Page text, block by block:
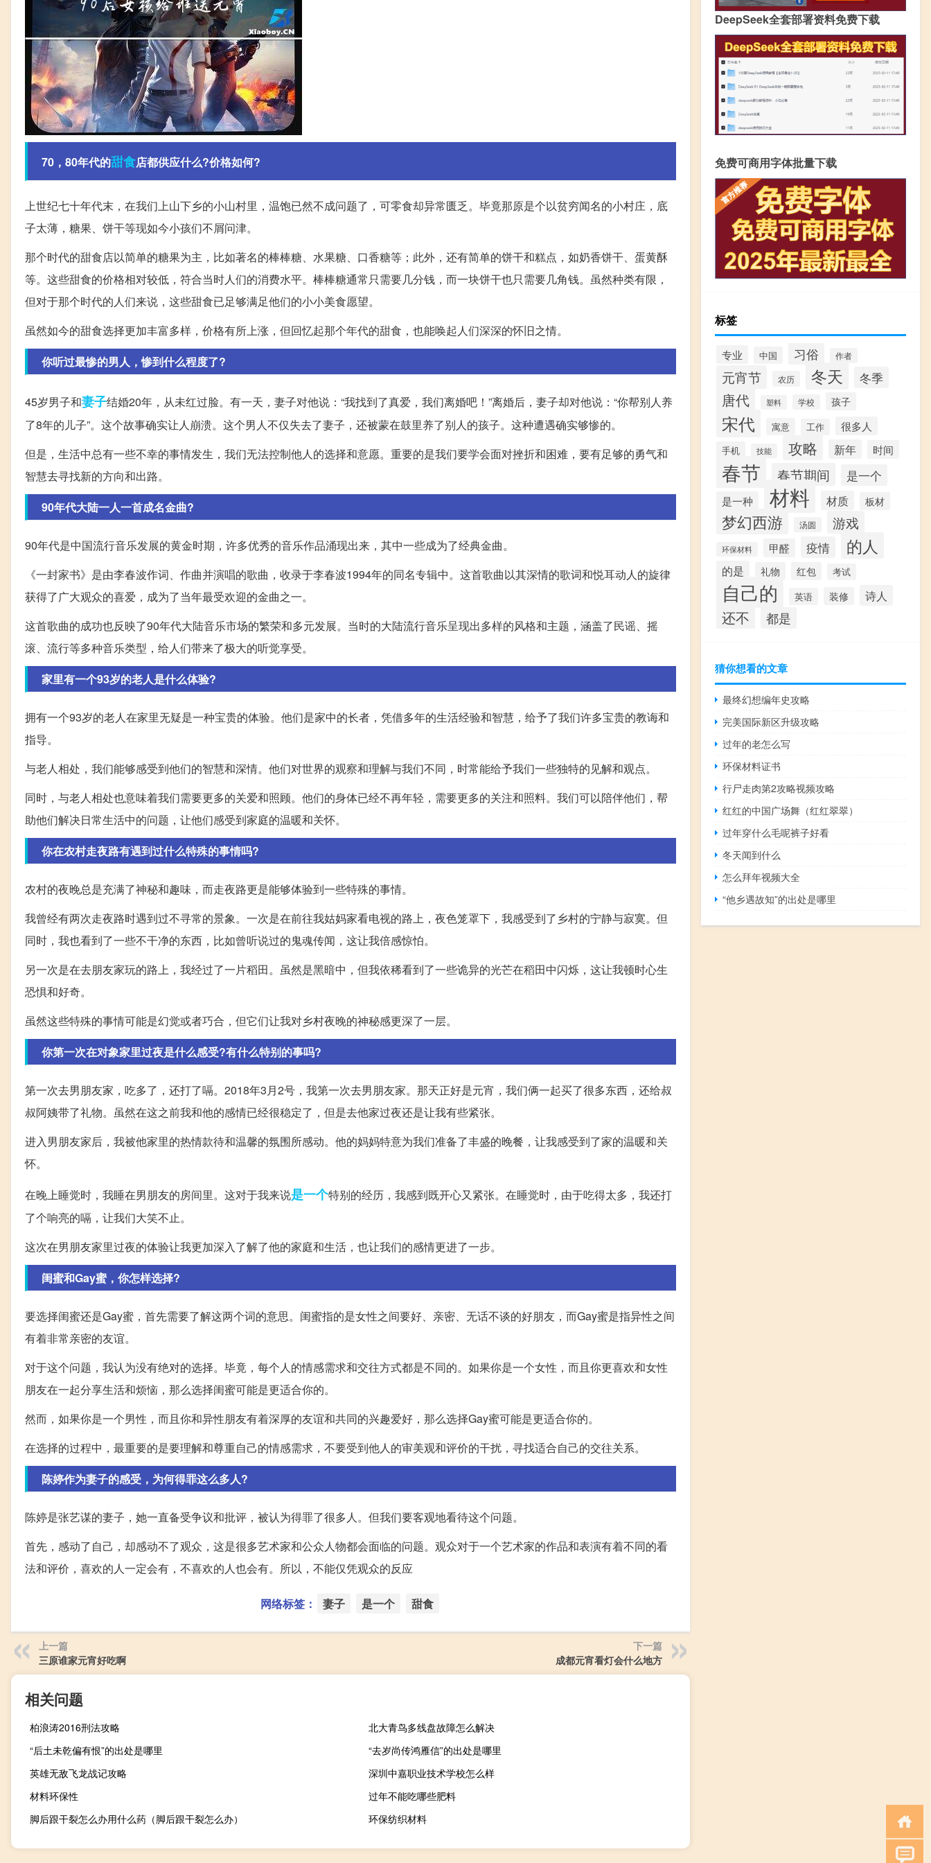
70，80年代的甜食店都供应什么?价格如何?
上世纪七十年代末，在我们上山下乡的小山村里，温饱已然不成问题了，可零食却异常匮乏。毕竟那原是个以贫穷闻名的小村庄，底
子太薄，糖果、饼干等现如今小孩们不屑问津。
那个时代的甜食店以简单的糖果为主，比如著名的棒棒糖、水果糖、口香糖等；此外，还有简单的饼干和糕点，如奶香饼干、蛋黄酥
等。这些甜食的价格相对较低，符合当时人们的消费水平。棒棒糖通常只需要几分钱，而一块饼干也只需要几角钱。虽然种类有限，
但对于那个时代的人们来说，这些甜食已足够满足他们的小小美食愿望。
虽然如今的甜食选择更加丰富多样，价格有所上涨，但回忆起那个年代的甜食，也能唤起人们深深的怀旧之情。
你听过最惨的男人，惨到什么程度了?
45岁男子和妻子结婚20年，从未红过脸。有一天，妻子对他说：“我找到了真爱，我们离婚吧！”离婚后，妻子却对他说：“你帮别人养
了8年的儿子”。这个故事确实让人崩溃。这个男人不仅失去了妻子，还被蒙在鼓里养了别人的孩子。这种遭遇确实够惨的。
但是，生活中总有一些不幸的事情发生，我们无法控制他人的选择和意愿。重要的是我们要学会面对挫折和困难，要有足够的勇气和
智慧去寻找新的方向和出路。
90年代大陆一人一首成名金曲?
90年代是中国流行音乐发展的黄金时期，许多优秀的音乐作品涌现出来，其中一些成为了经典金曲。
《一封家书》是由李春波作词、作曲并演唱的歌曲，收录于李春波1994年的同名专辑中。这首歌曲以其深情的歌词和悦耳动人的旋律
获得了广大观众的喜爱，成为了当年最受欢迎的金曲之一。
这首歌曲的成功也反映了90年代大陆音乐市场的繁荣和多元发展。当时的大陆流行音乐呈现出多样的风格和主题，涵盖了民谣、摇
滚、流行等多种音乐类型，给人们带来了极大的听觉享受。
家里有一个93岁的老人是什么体验?
拥有一个93岁的老人在家里无疑是一种宝贵的体验。他们是家中的长者，凭借多年的生活经验和智慧，给予了我们许多宝贵的教诲和
指导。
与老人相处，我们能够感受到他们的智慧和深情。他们对世界的观察和理解与我们不同，时常能给予我们一些独特的见解和观点。
同时，与老人相处也意味着我们需要更多的关爱和照顾。他们的身体已经不再年轻，需要更多的关注和照料。我们可以陪伴他们，帮
助他们解决日常生活中的问题，让他们感受到家庭的温暖和关怀。
你在农村走夜路有遇到过什么特殊的事情吗?
农村的夜晚总是充满了神秘和趣味，而走夜路更是能够体验到一些特殊的事情。
我曾经有两次走夜路时遇到过不寻常的景象。一次是在前往我姑妈家看电视的路上，夜色笼罩下，我感受到了乡村的宁静与寂寞。但
同时，我也看到了一些不干净的东西，比如曾听说过的鬼魂传闻，这让我倍感惊怕。
另一次是在去朋友家玩的路上，我经过了一片稻田。虽然是黑暗中，但我依稀看到了一些诡异的光芒在稻田中闪烁，这让我顿时心生
恐惧和好奇。
虽然这些特殊的事情可能是幻觉或者巧合，但它们让我对乡村夜晚的神秘感更深了一层。
你第一次在对象家里过夜是什么感受?有什么特别的事吗?
第一次去男朋友家，吃多了，还打了嗝。2018年3月2号，我第一次去男朋友家。那天正好是元宵，我们俩一起买了很多东西，还给叔
叔阿姨带了礼物。虽然在这之前我和他的感情已经很稳定了，但是去他家过夜还是让我有些紧张。
进入男朋友家后，我被他家里的热情款待和温馨的氛围所感动。他的妈妈特意为我们准备了丰盛的晚餐，让我感受到了家的温暖和关
怀。
在晚上睡觉时，我睡在男朋友的房间里。这对于我来说是一个特别的经历，我感到既开心又紧张。在睡觉时，由于吃得太多，我还打
了个响亮的嗝，让我们大笑不止。
这次在男朋友家里过夜的体验让我更加深入了解了他的家庭和生活，也让我们的感情更进了一步。
闺蜜和Gay蜜，你怎样选择?
要选择闺蜜还是Gay蜜，首先需要了解这两个词的意思。闺蜜指的是女性之间要好、亲密、无话不谈的好朋友，而Gay蜜是指异性之间
有着非常亲密的友谊。
对于这个问题，我认为没有绝对的选择。毕竟，每个人的情感需求和交往方式都是不同的。如果你是一个女性，而且你更喜欢和女性
朋友在一起分享生活和烦恼，那么选择闺蜜可能是更适合你的。
然而，如果你是一个男性，而且你和异性朋友有着深厚的友谊和共同的兴趣爱好，那么选择Gay蜜可能是更适合你的。
在选择的过程中，最重要的是要理解和尊重自己的情感需求，不要受到他人的审美观和评价的干扰，寻找适合自己的交往关系。
陈婷作为妻子的感受，为何得罪这么多人?
陈婷是张艺谋的妻子，她一直备受争议和批评，被认为得罪了很多人。但我们要客观地看待这个问题。
首先，感动了自己，却感动不了观众，这是很多艺术家和公众人物都会面临的问题。观众对于一个艺术家的作品和表演有着不同的看
法和评价，喜欢的人一定会有，不喜欢的人也会有。所以，不能仅凭观众的反应
网络标签： 妻子 是一个 甜食
上一篇
三原谁家元宵好吃啊
下一篇
成都元宵看灯会什么地方
相关问题
柏浪涛2016刑法攻略
北大青鸟多线盘故障怎么解决
“后土未乾偏有恨”的出处是哪里
“去岁尚传鸿雁信”的出处是哪里
英雄无敌飞龙战记攻略
深圳中嘉职业技术学校怎么样
材料环保性
过年不能吃哪些肥料
脚后跟干裂怎么办用什么药（脚后跟干裂怎么办）
环保纺织材料
DeepSeek全套部署资料免费下载
免费可商用字体批量下载
标签
专业 中国 习俗 作者
元宵节 农历 冬天 冬季
唐代 塑料 学校 孩子
宋代 寓意 工作 很多人
手机 技能 攻略 新年 时间
春节 春节期间 是一个
是一种 材料 材质 板材
梦幻西游 汤圆 游戏
环保材料 甲醛 疫情 的人
的是 礼物 红包 考试
自己的 英语 装修 诗人
还不 都是
猜你想看的文章
最终幻想编年史攻略
完美国际新区升级攻略
过年的老怎么写
环保材料证书
行尸走肉第2攻略视频攻略
红红的中国广场舞（红红翠翠）
过年穿什么毛呢裤子好看
冬天闻到什么
怎么拜年视频大全
“他乡遇故知”的出处是哪里